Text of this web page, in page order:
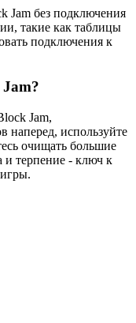
Jam без подключения
такие как таблицы
подключения к
Jam,
наперед, используйте
очищать большие
и терпение - ключ к